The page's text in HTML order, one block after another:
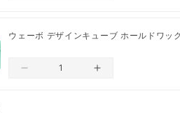
ウェーボ デザインキューブ ホールドワ